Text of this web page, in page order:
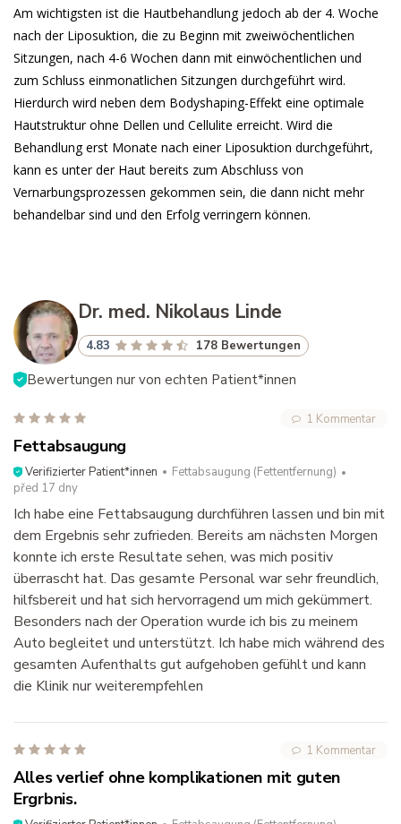
Am wichtigsten ist die Hautbehandlung jedoch ab der 4. Woche
nach der Liposuktion, die zu Beginn mit zweiwöchentlichen
Sitzungen, nach 4-6 Wochen dann mit einwöchentlichen und
zum Schluss einmonatlichen Sitzungen durchgeführt wird.
Hierdurch wird neben dem Bodyshaping-Effekt eine optimale
Hautstruktur ohne Dellen und Cellulite erreicht. Wird die
Behandlung erst Monate nach einer Liposuktion durchgeführt,
kann es unter der Haut bereits zum Abschluss von
Vernarbungsprozessen gekommen sein, die dann nicht mehr
behandelbar sind und den Erfolg verringern können.